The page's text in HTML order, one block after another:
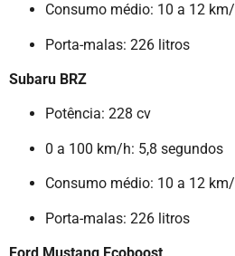
Consumo médio: 10 a 12 km/l
Porta-malas: 226 litros
Subaru BRZ
Potência: 228 cv
0 a 100 km/h: 5,8 segundos
Consumo médio: 10 a 12 km/l
Porta-malas: 226 litros